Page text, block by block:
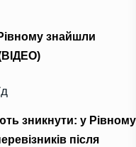
знайшли
зникнути: у Рівному
після